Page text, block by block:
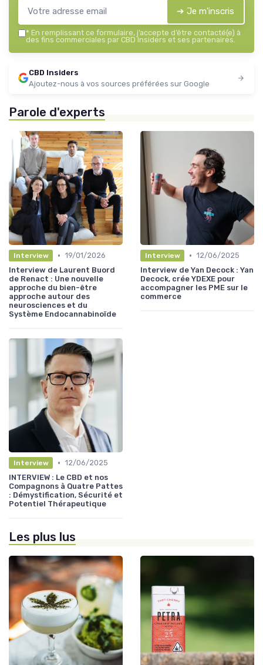
➔ Je m'inscris
* En remplissant ce formulaire, j’accepte d’être contacté(e) à
des fins commerciales par CBD Insiders et ses partenaires.
CBD Insiders
Ajoutez-nous à vos sources préférées sur Google
Parole d'experts
Interview • 19/01/2026
Interview de Laurent Buord
de Renact : Une nouvelle
approche du bien-être
approche autour des
neurosciences et du
Système Endocannabinoïde
Interview • 12/06/2025
Interview de Yan Decock : Yan
Decock, crée YDEXE pour
accompagner les PME sur le
commerce
Interview • 12/06/2025
INTERVIEW : Le CBD et nos
Compagnons à Quatre Pattes
: Démystification, Sécurité et
Potentiel Thérapeutique
Les plus lus